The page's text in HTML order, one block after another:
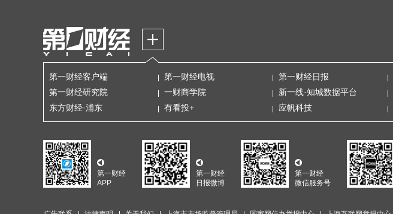
第一财经客户端 第一财经电视 第一财经日报
第一财经研究院
一财商学院 新一线·知城数据平台
东方财经·浦东
有看投+ 应帆科技
第一财经
APP
第一财经
日报微博
第一财经
微信服务号